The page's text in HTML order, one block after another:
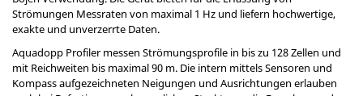
Strömungen Messraten von maximal 1 Hz und liefern hochwertige,
exakte und unverzerrte Daten.
Aquadopp Profiler messen Strömungsprofile in bis zu 128 Zellen und
mit Reichweiten bis maximal 90 m. Die intern mittels Sensoren und
Kompass aufgezeichneten Neigungen und Ausrichtungen erlauben